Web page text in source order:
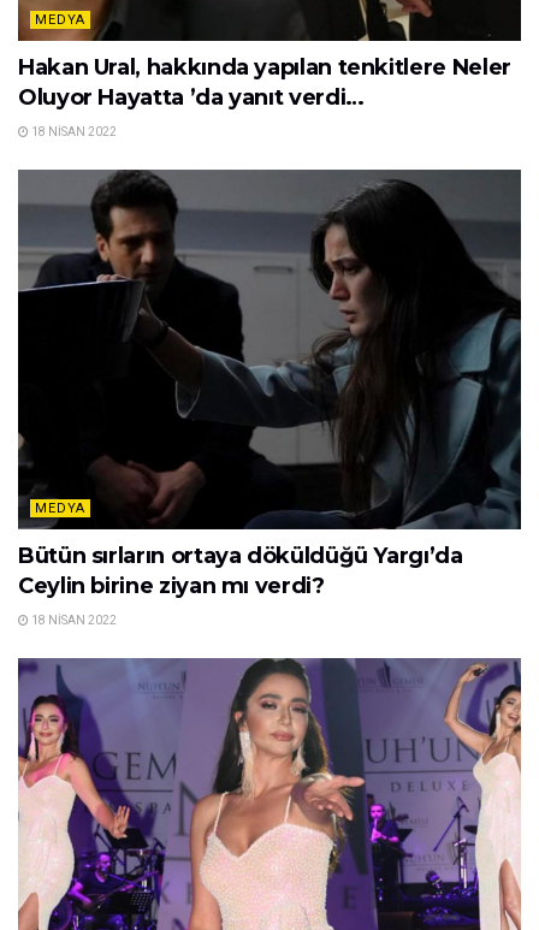
MEDYA
Hakan Ural, hakkında yapılan tenkitlere Neler
Oluyor Hayatta ’da yanıt verdi…
18 NISAN 2022
MEDYA
Bütün sırların ortaya döküldüğü Yargı’da
Ceylin birine ziyan mı verdi?
18 NISAN 2022